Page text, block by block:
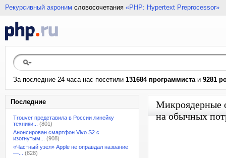
Рекурсивный акроним словосочетания «PHP: Hypertext Preprocessor»
За последние 24 часа нас посетили 131684 программистаи 9281
Последние
Trouver представила в России линейку
техники...
(801)
Анонсирован смартфон Vivo S2 с
изогнутым...
(908)
«Частный узел» Apple не оправдал название
—...
(828)
Микроядерные
на обычных